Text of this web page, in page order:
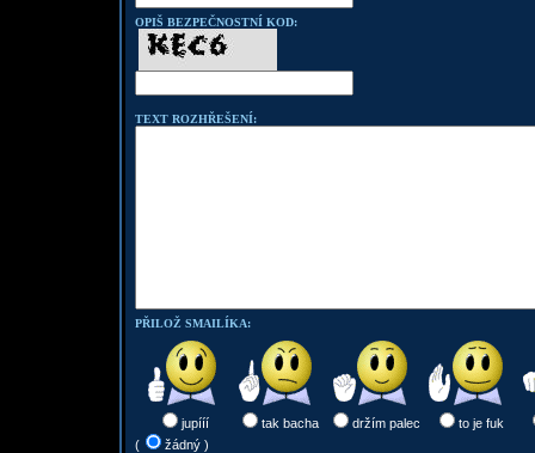
OPIŠ BEZPEČNOSTNÍ KOD:
TEXT ROZHŘEŠENÍ:
PŘILOŽ SMAILÍKA:
jupííí tak bacha držím palec
to je fuk
(
žádný )